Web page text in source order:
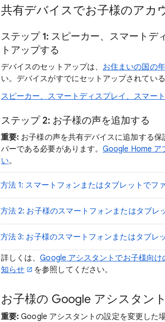
共有デバイスでお子様のアカ
ステップ 1: スピーカー、スマートデ
トアップする
デバイスのセットアップは、 お住まいの国の
い。デバイスがすでにセットアップされてい
スピーカー、スマートディスプレイ、スマー
ステップ 2: お子様の声を追加する
重要: お子様の声を共有デバイスに追加する
バーである必要があります。Google Home ア
い。
方法 1: スマートフォンまたはタブレットでフ
方法 2: お子様のスマートフォンまたはタブレ
方法 3: お子様のスマートフォンまたはタブレ
詳しくは、Google アシスタントでお子様向
知らせ
を参照してください。
お子様の Google アシスタン
重要: Google アシスタントの設定を変更した